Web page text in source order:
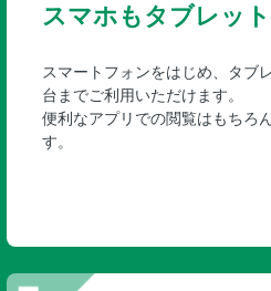
スマホもタブレッ
スマートフォンをはじめ、タブ
台までご利用いただけます。
便利なアプリでの閲覧はもちろ
す。